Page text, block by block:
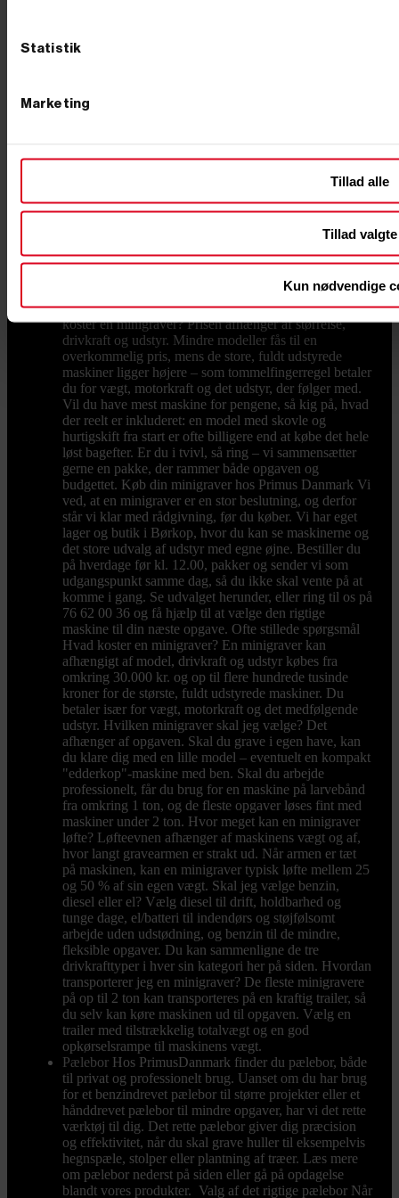
Statistik
Marketing
Tillad alle
Tillad valgte
Kun nødvendige
Tilbehør og udstyr, der gør arbejdet nemmere En
forvandler du maskinen til et komplet anlægsværktøj –
fra smalle graveskovle og tilteskovle til hydraulisk
pladevibrator til at komprimere jorden et oplagt
makkerpar, og en motorbør til at flytte jord og grus
hullet. Transport og vedligehold En maskine på 1-2 ton
skal flyttes mellem opgaverne, og her er en trailer til
transport en god investering, så du selv kan køre
maskinen ud til arbejdet. Holder du maskinen kørende
sliddele og reservedele og larvebånd finder du hos os,
så du hurtigt er i gang igen i stedet for at vente. Hvad
koster en minigraver? Prisen afhænger af størrelse,
drivkraft og udstyr. Mindre modeller fås til en
overkommelig pris, mens de store, fuldt udstyrede
maskiner ligger højere – som tommelfingerregel betaler
du for vægt, motorkraft og det udstyr, der følger med.
Vil du have mest maskine for pengene, så kig på, hvad
der reelt er inkluderet: en model med skovle og
hurtigskift fra start er ofte billigere end at købe det hele
løst bagefter. Er du i tvivl, så ring – vi sammensætter
gerne en pakke, der rammer både opgaven og
budgettet. Køb din minigraver hos Primus Danmark Vi
ved, at en minigraver er en stor beslutning, og derfor
står vi klar med rådgivning, før du køber. Vi har eget
lager og butik i Børkop, hvor du kan se maskinerne og
det store udvalg af udstyr med egne øjne. Bestiller du
på hverdage før kl. 12.00, pakker og sender vi som
udgangspunkt samme dag, så du ikke skal vente på at
komme i gang. Se udvalget herunder, eller ring til os på
76 62 00 36 og få hjælp til at vælge den rigtige
maskine til din næste opgave. Ofte stillede spørgsmål
Hvad koster en minigraver? En minigraver kan
afhængigt af model, drivkraft og udstyr købes fra
omkring 30.000 kr. og op til flere hundrede tusinde
kroner for de største, fuldt udstyrede maskiner. Du
betaler især for vægt, motorkraft og det medfølgende
udstyr. Hvilken minigraver skal jeg vælge? Det
afhænger af opgaven. Skal du grave i egen have, kan
du klare dig med en lille model – eventuelt en kompakt
"edderkop"-maskine med ben. Skal du arbejde
professionelt, får du brug for en maskine på larvebånd
fra omkring 1 ton, og de fleste opgaver løses fint med
maskiner under 2 ton. Hvor meget kan en minigraver
løfte? Løfteevnen afhænger af maskinens vægt og af,
hvor langt gravearmen er strakt ud. Når armen er tæt
på maskinen, kan en minigraver typisk løfte mellem 25
og 50 % af sin egen vægt. Skal jeg vælge benzin,
diesel eller el? Vælg diesel til drift, holdbarhed og
tunge dage, el/batteri til indendørs og støjfølsomt
arbejde uden udstødning, og benzin til de mindre,
fleksible opgaver. Du kan sammenligne de tre
drivkrafttyper i hver sin kategori her på siden. Hvordan
transporterer jeg en minigraver? De fleste minigravere
på op til 2 ton kan transporteres på en kraftig trailer, så
du selv kan køre maskinen ud til opgaven. Vælg en
trailer med tilstrækkelig totalvægt og en god
opkørselsrampe til maskinens vægt.
Pælebor Hos PrimusDanmark finder du pælebor, både
til privat og professionelt brug. Uanset om du har brug
for et benzindrevet pælebor til større projekter eller et
hånddrevet pælebor til mindre opgaver, har vi det rette
værktøj til dig. Det rette pælebor giver dig præcision
og effektivitet, når du skal grave huller til eksempelvis
hegnspæle, stolper eller plantning af træer. Læs mere
om pælebor nederst på siden eller gå på opdagelse
blandt vores produkter. Valg af det rigtige pælebor Når